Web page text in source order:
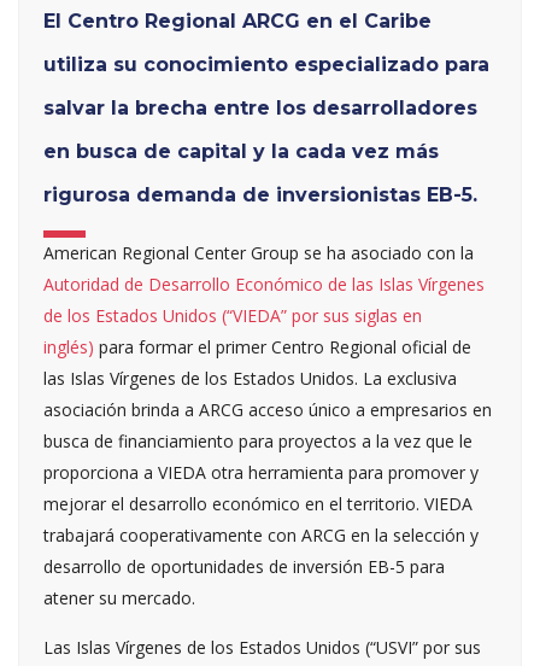
El Centro Regional ARCG en el Caribe
utiliza su conocimiento especializado para
salvar la brecha entre los desarrolladores
en busca de capital y la cada vez más
rigurosa demanda de inversionistas EB-5.
American Regional Center Group se ha asociado con la
Autoridad de Desarrollo Económico de las Islas Vírgenes
de los Estados Unidos (“VIEDA” por sus siglas en
inglés) para formar el primer Centro Regional oficial de
las Islas Vírgenes de los Estados Unidos. La exclusiva
asociación brinda a ARCG acceso único a empresarios en
busca de financiamiento para proyectos a la vez que le
proporciona a VIEDA otra herramienta para promover y
mejorar el desarrollo económico en el territorio. VIEDA
trabajará cooperativamente con ARCG en la selección y
desarrollo de oportunidades de inversión EB-5 para
atener su mercado.
Las Islas Vírgenes de los Estados Unidos (“USVI” por sus